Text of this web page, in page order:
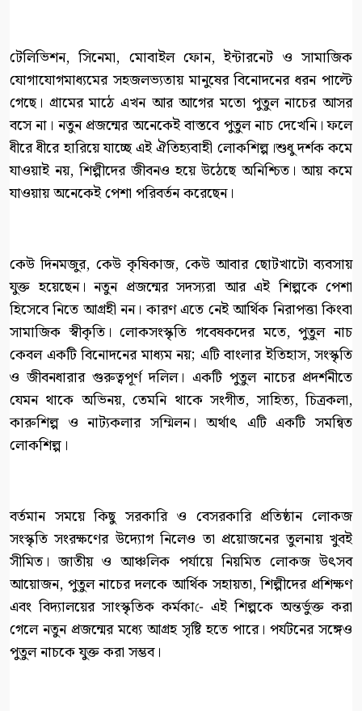
টেলিভিশন, সিনেমা, মোবাইল ফোন, ইন্টারনেট ও সামাজিক
যোগাযোগমাধ্যমের সহজলভ্যতায় মানুষের বিনোদনের ধরন পাল্টে
গেছে। গ্রামের মাঠে এখন আর আগের মতো পুতুল নাচের আসর
বসে না। নতুন প্রজন্মের অনেকেই বাস্তবে পুতুল নাচ দেখেনি। ফলে
ধীরে ধীরে হারিয়ে যাচ্ছে এই ঐতিহ্যবাহী লোকশিল্প।শুধু দর্শক কমে
যাওয়াই নয়, শিল্পীদের জীবনও হয়ে উঠেছে অনিশ্চিত। আয় কমে
যাওয়ায় অনেকেই পেশা পরিবর্তন করেছেন।
কেউ দিনমজুর, কেউ কৃষিকাজ, কেউ আবার ছোটখাটো ব্যবসায়
যুক্ত হয়েছেন। নতুন প্রজন্মের সদস্যরা আর এই শিল্পকে পেশা
হিসেবে নিতে আগ্রহী নন। কারণ এতে নেই আর্থিক নিরাপত্তা কিংবা
সামাজিক স্বীকৃতি। লোকসংস্কৃতি গবেষকদের মতে, পুতুল নাচ
কেবল একটি বিনোদনের মাধ্যম নয়; এটি বাংলার ইতিহাস, সংস্কৃতি
ও জীবনধারার গুরুত্বপূর্ণ দলিল। একটি পুতুল নাচের প্রদর্শনীতে
যেমন থাকে অভিনয়, তেমনি থাকে সংগীত, সাহিত্য, চিত্রকলা,
কারুশিল্প ও নাট্যকলার সম্মিলন। অর্থাৎ এটি একটি সমন্বিত
লোকশিল্প।
বর্তমান সময়ে কিছু সরকারি ও বেসরকারি প্রতিষ্ঠান লোকজ
সংস্কৃতি সংরক্ষণের উদ্যোগ নিলেও তা প্রয়োজনের তুলনায় খুবই
সীমিত। জাতীয় ও আঞ্চলিক পর্যায়ে নিয়মিত লোকজ উৎসব
আয়োজন, পুতুল নাচের দলকে আর্থিক সহায়তা, শিল্পীদের প্রশিক্ষণ
এবং বিদ্যালয়ের সাংস্কৃতিক কর্মকা-ে এই শিল্পকে অন্তর্ভুক্ত করা
গেলে নতুন প্রজন্মের মধ্যে আগ্রহ সৃষ্টি হতে পারে। পর্যটনের সঙ্গেও
পুতুল নাচকে যুক্ত করা সম্ভব।